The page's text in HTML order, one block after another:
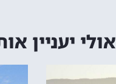
אולי יעניין